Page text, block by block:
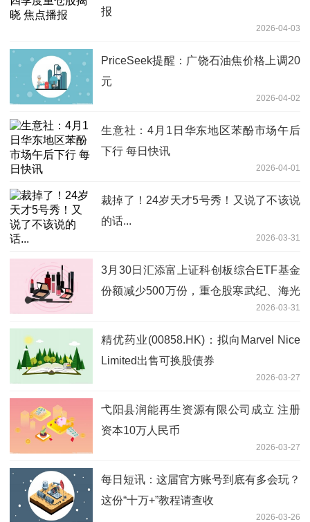
报
2026-04-03
PriceSeek提醒：广饶石油焦价格上调20
元
2026-04-02
生意社：4月1日华东地区苯酚市场午后
下行 每日快讯
2026-04-01
裁掉了！24岁天才5号秀！又说了不该说
的话...
2026-03-31
3月30日汇添富上证科创板综合ETF基金
份额减少500万份，重仓股寒武纪、海光
2026-03-31
精优药业(00858.HK)：拟向Marvel Nice
Limited出售可换股债券
2026-03-27
弋阳县润能再生资源有限公司成立 注册
资本10万人民币
2026-03-27
每日短讯：这届官方账号到底有多会玩？
这份“十万+”教程请查收
2026-03-26